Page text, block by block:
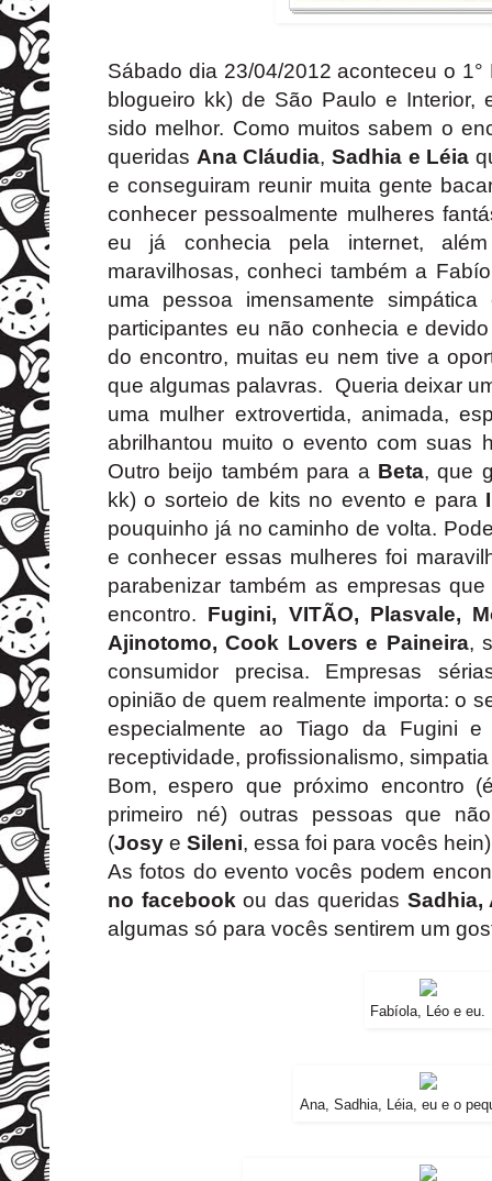
Sábado dia 23/04/2012 aconteceu o
blogueiro kk) de São Paulo e Interior,
sido melhor. Como muitos sabem o
queridas Ana Cláudia,Sadhia e Léia
e conseguiram reunir muita gente
conhecer pessoalmente mulheres
eu já conhecia pela internet,
maravilhosas, conheci também a
uma pessoa imensamente
participantes eu não conhecia e
do encontro, muitas eu nem tive a
que algumas palavras. Queria deixar
uma mulher extrovertida, animada,
abrilhantou muito o evento com suas
Outro beijo também para a Beta, que
kk) o sorteio de kits no evento e para
pouquinho já no caminho de volta.
e conhecer essas mulheres foi
parabenizar também as empresas
encontro. Fugini, VITÃO, Plasvale,
Ajinotomo, Cook Lovers e Paineira,
consumidor precisa. Empresas
opinião de quem realmente importa: o
especialmente ao Tiago da Fugini
receptividade, profissionalismo,
Bom, espero que próximo encontro
primeiro né) outras pessoas que
(Josy e Sileni, essa foi para vocês
As fotos do evento vocês podem
no facebookou das queridas Sadhia,
algumas só para vocês sentirem um
Fabíola, Léo e eu.
Ana, Sadhia, Léia, eu e o